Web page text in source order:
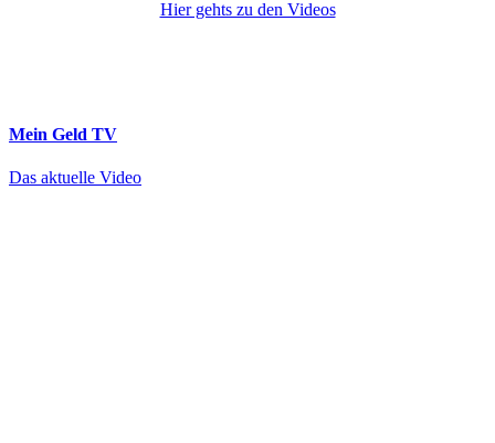
Hier gehts zu den Videos
Mein Geld TV
Das aktuelle Video